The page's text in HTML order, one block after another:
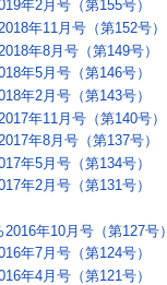
年2月号（第155号）
年11月号（第152号）
年8月号（第149号）
年5月号（第146号）
年2月号（第143号）
年11月号（第140号）
年8月号（第137号）
年5月号（第134号）
年2月号（第131号）
年10月号（第127号）
年7月号（第124号）
年4月号（第121号）